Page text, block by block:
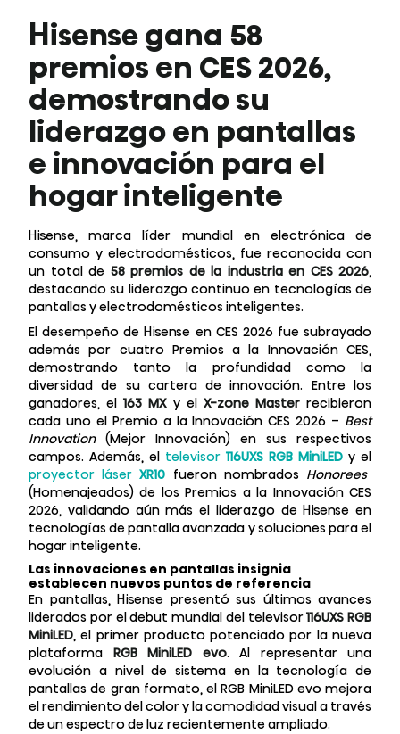
Hisense gana 58
premios en CES 2026,
demostrando su
liderazgo en pantallas
e innovación para el
hogar inteligente
Hisense, marca líder mundial en electrónica de
consumo y electrodomésticos, fue reconocida con
un total de 58 premios de la industria en CES 2026,
destacando su liderazgo continuo en tecnologías de
pantallas y electrodomésticos inteligentes.
El desempeño de Hisense en CES 2026 fue subrayado
además por cuatro Premios a la Innovación CES,
demostrando tanto la profundidad como la
diversidad de su cartera de innovación. Entre los
ganadores, el163 MXy el X-zone Masterrecibieron
cada uno el Premio a la Innovación CES 2026 – Best
Innovation(Mejor Innovación) en sus respectivos
campos. Además, el televisor 116UXS RGB MiniLED y el
proyector láserXR10 fueron nombrados Honorees
(Homenajeados) de los Premios a la Innovación CES
2026, validando aún más el liderazgo de Hisense en
tecnologías de pantalla avanzada y soluciones para el
hogar inteligente.
Las innovaciones en pantallas insignia
establecen nuevos puntos de referencia
En pantallas, Hisense presentó sus últimos avances
liderados por el debut mundial del televisor116UXS RGB
MiniLED, el primer producto potenciado por la nueva
plataforma RGB MiniLED evo. Al representar una
evolución a nivel de sistema en la tecnología de
pantallas de gran formato, el RGB MiniLED evo mejora
el rendimiento del color y la comodidad visual a través
de un espectro de luz recientemente ampliado.